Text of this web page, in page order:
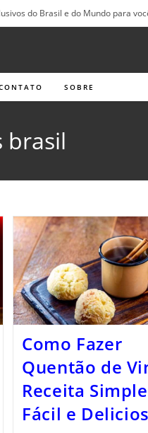
do Brasil e do Mundo para
SOBRE
brasil
Como Fazer
Quentão de
Receita
Fácil e